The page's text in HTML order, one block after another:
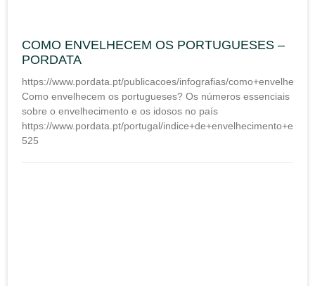
COMO ENVELHECEM OS PORTUGUESES –
PORDATA
https://www.pordata.pt/publicacoes/infografias/
Como envelhecem os portugueses? Os números essenciais
sobre o envelhecimento e os idosos no país
https://www.pordata.pt/portugal/
525